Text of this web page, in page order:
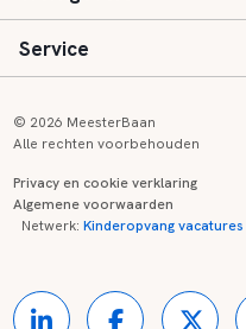
Voortgezet onderwijs
Kinderopvang
Vacatures
Zij-instroom informatie
Inloggen
Registreren
Service
Onderwijs links
© 2026 MeesterBaan
Alle rechten voorbehouden
Privacy en cookie verklaring
Algemene voorwaarden
Netwerk:Kinderopvang vacatures